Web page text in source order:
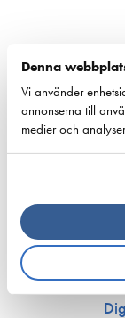
Denna
Vi använder
annonserna till
medier och
Ship Happens: